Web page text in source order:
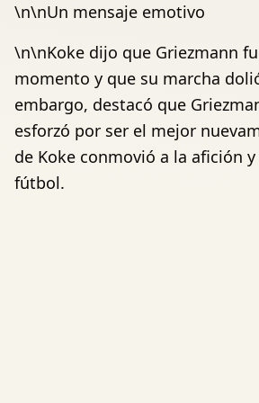
\n\nUn mensaje emotivo
\n\nKoke dijo que Griezmann
momento y que su marcha
embargo, destacó que
esforzó por ser el mejor
de Koke conmovió a la afición
fútbol.